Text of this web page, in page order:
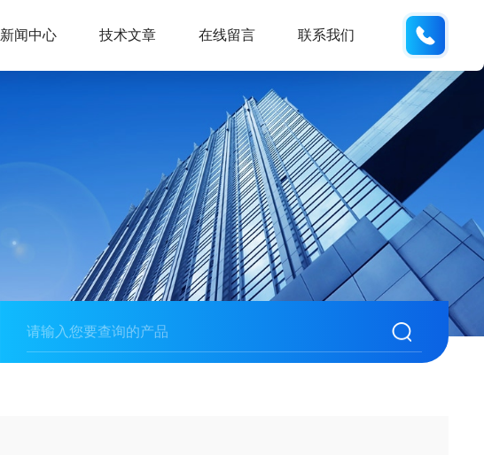
新闻中心 技术文章 在线留言 联系我们